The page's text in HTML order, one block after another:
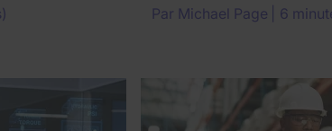
Par Michael Page 6